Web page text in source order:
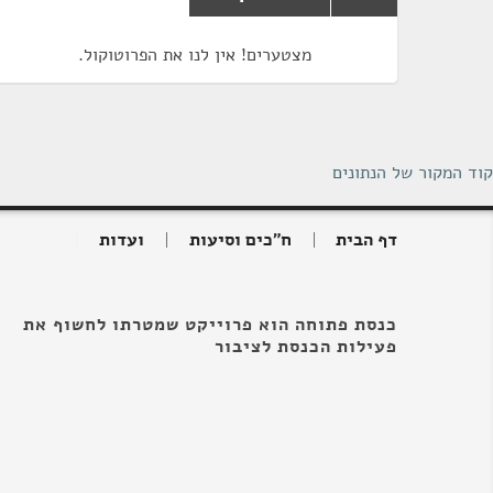
מצטערים! אין לנו את הפרוטוקול.
קוד המקור של הנתונים
דף הבית ח"כים וסיעות ועדות
כנסת פתוחה הוא פרוייקט שמטרתו לחשוף את
פעילות הכנסת לציבור